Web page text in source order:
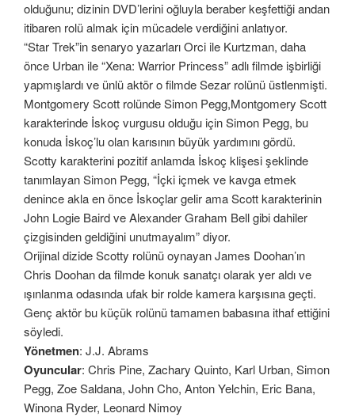
olduğunu; dizinin DVD’lerini oğluyla beraber keşfettiği andan
itibaren rolü almak için mücadele verdiğini anlatıyor.
“Star Trek”in senaryo yazarları Orci ile Kurtzman, daha
önce Urban ile “Xena: Warrior Princess” adlı filmde işbirliği
yapmışlardı ve ünlü aktör o filmde Sezar rolünü üstlenmişti.
Montgomery Scott rolünde Simon Pegg,Montgomery Scott
karakterinde İskoç vurgusu olduğu için Simon Pegg, bu
konuda İskoç’lu olan karısının büyük yardımını gördü.
Scotty karakterini pozitif anlamda İskoç klişesi şeklinde
tanımlayan Simon Pegg, “İçki içmek ve kavga etmek
denince akla en önce İskoçlar gelir ama Scott karakterinin
John Logie Baird ve Alexander Graham Bell gibi dahiler
çizgisinden geldiğini unutmayalım” diyor.
Orijinal dizide Scotty rolünü oynayan James Doohan’ın
Chris Doohan da filmde konuk sanatçı olarak yer aldı ve
ışınlanma odasında ufak bir rolde kamera karşısına geçti.
Genç aktör bu küçük rolünü tamamen babasına ithaf ettiğini
söyledi.
Yönetmen: J.J. Abrams
Oyuncular: Chris Pine, Zachary Quinto, Karl Urban, Simon
Pegg, Zoe Saldana, John Cho, Anton Yelchin, Eric Bana,
Winona Ryder, Leonard Nimoy